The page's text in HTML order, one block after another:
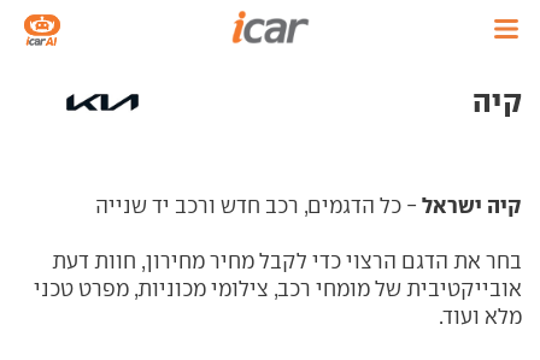
קיה
קיה ישראל - כל הדגמים, רכב חדש ורכב יד שנייה
בחר את הדגם הרצוי כדי לקבל מחיר מחירון, חוות דעת
אובייקטיבית של מומחי רכב, צילומי מכוניות, מפרט טכני
מלא ועוד.